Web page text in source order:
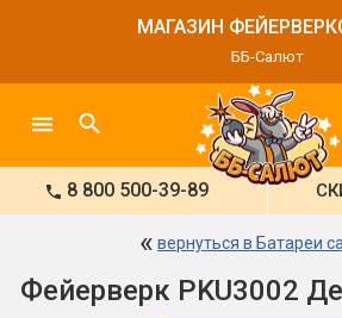
МАГАЗИН
ББ-Салют
8 800 500-39-89
« вернуться в Батареи
Фейерверк PKU3002